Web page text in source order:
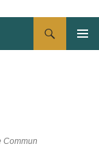
Commun